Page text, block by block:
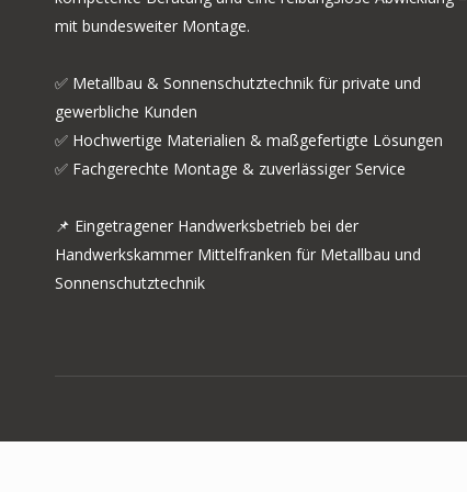
mit bundesweiter Montage.
✅ Metallbau & Sonnenschutztechnik für private und
gewerbliche Kunden
✅ Hochwertige Materialien & maßgefertigte Lösungen
✅ Fachgerechte Montage & zuverlässiger Service
📌 Eingetragener Handwerksbetrieb bei der
Handwerkskammer Mittelfranken für Metallbau und
Sonnenschutztechnik